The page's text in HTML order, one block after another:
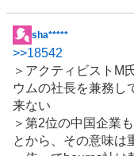
掲
示
板
記
事
sha*****
>>18542
＞アクティビストM
ウムの社長を兼務し
来ない
＞第2位の中国企業
とから、その意味は